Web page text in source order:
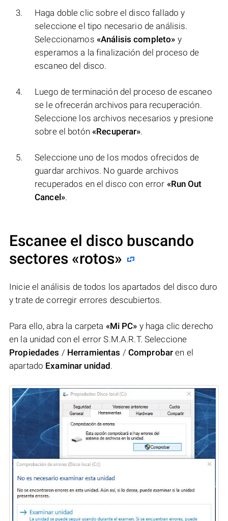
Haga doble clic sobre el disco fallado y
seleccione el tipo necesario de análisis.
Seleccionamos «Análisis completo» y
esperamos a la finalización del proceso de
escaneo del disco.
Luego de terminación del proceso de escaneo
se le ofrecerán archivos para recuperación.
Seleccione los archivos necesarios y presione
sobre el botón «Recuperar».
Seleccione uno de los modos ofrecidos de
guardar archivos. No guarde archivos
recuperados en el disco con error «Run Out
Cancel».
Escanee el disco buscando
sectores «rotos»
Inicie el análisis de todos los apartados del disco duro
y trate de corregir errores descubiertos.
Para ello, abra la carpeta «Mi PC» y haga clic derecho
en la unidad con el error S.M.A.R.T. Seleccione
Propiedades / Herramientas / Comprobar en el
apartado Examinar unidad.